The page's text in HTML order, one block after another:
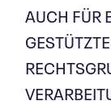
AUCH FÜR